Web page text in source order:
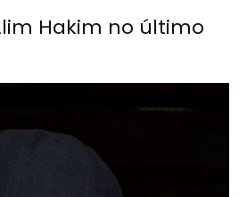
Hakim no último